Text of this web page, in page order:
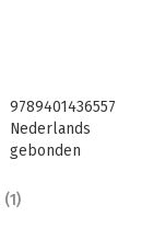
9789401436557
Nederlands
gebonden
LannooCampus
(1)